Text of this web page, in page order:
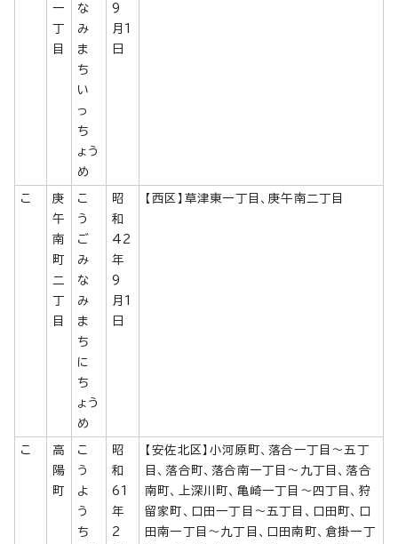
一
丁
目
な
み
ま
ち
い
っ
ち
ょう
め
9
月1
日
こ
庚
午
南
町
二
丁
目
こ
う
ご
み
な
み
ま
ち
に
ち
ょう
め
昭
和
42
年
9
月1
日
【西区】草津東一丁目、庚午南二丁目
こ
高
陽
町
こ
う
よ
う
ち
昭
和
61
年
2
【安佐北区】小河原町、落合一丁目～五丁
目、落合町、落合南一丁目～九丁目、落合
南町、上深川町、亀崎一丁目～四丁目、狩
留家町、口田一丁目～五丁目、口田町、口
田南一丁目～九丁目、口田南町、倉掛一丁